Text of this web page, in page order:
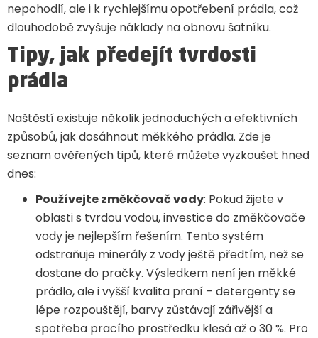
nepohodlí, ale i k rychlejšímu opotřebení prádla, což
dlouhodobě zvyšuje náklady na obnovu šatníku.
Tipy, jak předejít tvrdosti
prádla
Naštěstí existuje několik jednoduchých a efektivních
způsobů, jak dosáhnout měkkého prádla. Zde je
seznam ověřených tipů, které můžete vyzkoušet hned
dnes:
Používejte změkčovač vody: Pokud žijete v
oblasti s tvrdou vodou, investice do změkčovače
vody je nejlepším řešením. Tento systém
odstraňuje minerály z vody ještě předtím, než se
dostane do pračky. Výsledkem není jen měkké
prádlo, ale i vyšší kvalita praní – detergenty se
lépe rozpouštějí, barvy zůstávají zářivější a
spotřeba pracího prostředku klesá až o 30 %. Pro